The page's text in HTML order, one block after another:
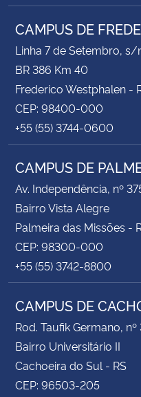
CAMPUS DE
Linha 7 de Setembro, s/
BR 386 Km 40
Frederico Westphalen -
CEP: 98400-000
+55 (55) 3744-0600
CAMPUS DE
Av. Independência, nº
Bairro Vista Alegre
Palmeira das Missões -
CEP: 98300-000
+55 (55) 3742-8800
CAMPUS DE
Rod. Taufik Germano, nº
Bairro Universitário II
Cachoeira do Sul - RS
CEP: 96503-205